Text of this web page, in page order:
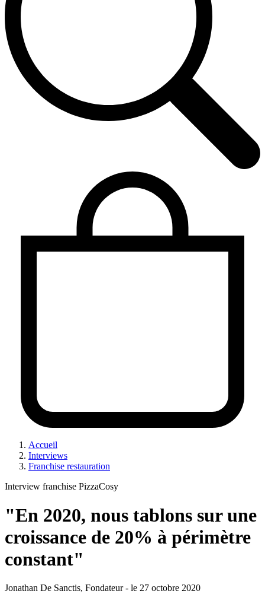
Accueil
Interviews
Franchise restauration
Interview franchise PizzaCosy
"En 2020, nous tablons sur une
croissance de 20% à périmètre
constant"
Jonathan De Sanctis, Fondateur- le 27 octobre 2020